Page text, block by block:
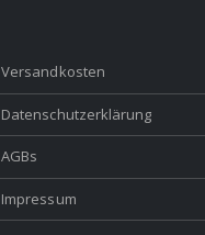
Versandkosten
Datenschutzerklärung
AGBs
Impressum